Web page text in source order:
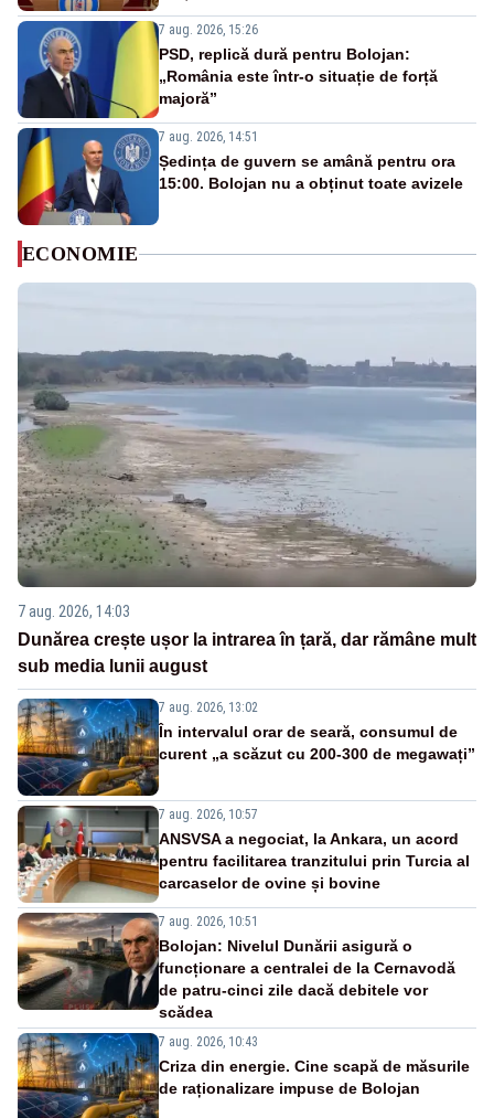
7 aug. 2026, 15:26
PSD, replică dură pentru Bolojan:
„România este într-o situație de forță
majoră”
7 aug. 2026, 14:51
Ședința de guvern se amână pentru ora
15:00. Bolojan nu a obținut toate avizele
ECONOMIE
7 aug. 2026, 14:03
Dunărea crește ușor la intrarea în țară, dar rămâne mult
sub media lunii august
7 aug. 2026, 13:02
În intervalul orar de seară, consumul de
curent „a scăzut cu 200-300 de megawați”
7 aug. 2026, 10:57
ANSVSA a negociat, la Ankara, un acord
pentru facilitarea tranzitului prin Turcia al
carcaselor de ovine și bovine
7 aug. 2026, 10:51
Bolojan: Nivelul Dunării asigură o
funcționare a centralei de la Cernavodă
de patru-cinci zile dacă debitele vor
scădea
7 aug. 2026, 10:43
Criza din energie. Cine scapă de măsurile
de raționalizare impuse de Bolojan